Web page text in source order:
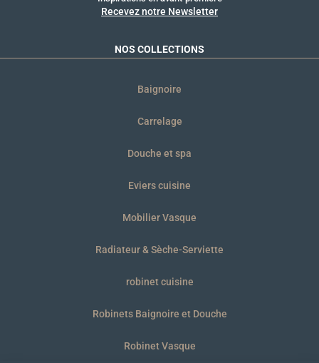
Recevez notre Newsletter
NOS COLLECTIONS
Baignoire
Carrelage
Douche et spa
Eviers cuisine
Mobilier Vasque
Radiateur & Sèche-Serviette
robinet cuisine
Robinets Baignoire et Douche
Robinet Vasque